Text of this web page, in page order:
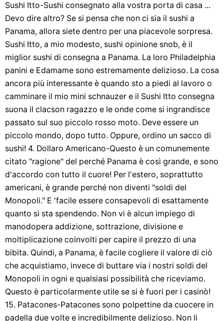
Sushi Itto-Sushi consegnato alla vostra porta di casa ...
Devo dire altro? Se si pensa che non ci sia il sushi a
Panama, allora siete dentro per una piacevole sorpresa.
Sushi Itto, a mio modesto, sushi opinione snob, è il
miglior sushi di consegna a Panama. La loro Philadelphia
panini e Edamame sono estremamente delizioso. La cosa
ancora più interessante è quando sto a piedi al lavoro o
camminare il mio mini schnauzer e il Sushi Itto consegna
suona il clacson ragazzo e le onde come si ingrandisce
passato sul suo piccolo rosso moto. Deve essere un
piccolo mondo, dopo tutto. Oppure, ordino un sacco di
sushi! 4. Dollaro Americano-Questo è un comunemente
citato "ragione" del perché Panama è così grande, e sono
d'accordo con tutto il cuore! Per l'estero, soprattutto
americani, è grande perché non diventi "soldi del
Monopoli." E 'facile essere consapevoli di esattamente
quanto si sta spendendo. Non vi è alcun impiego di
manodopera addizione, sottrazione, divisione e
moltiplicazione coinvolti per capire il prezzo di una
bibita. Quindi, a Panama, è facile cogliere il valore di ciò
che acquistiamo, invece di buttare via i nostri soldi del
Monopoli in ogni e qualsiasi possibilità che riceviamo.
Questo è particolarmente utile se si è fuori per i casinò!
15. Patacones-Patacones sono polpettine da cuocere in
padella due volte e incredibilmente delizioso. Non li